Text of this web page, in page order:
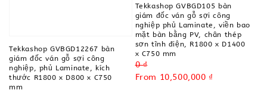
Tekkashop GVBGD12267 bàn
giám đốc ván gỗ sợi công
nghiệp, phủ Laminate, kích
thước R1800 x D800 x C750
mm
Tekkashop GVBGD105 bàn
giám đốc ván gỗ sợi công
nghiệp phủ Laminate, viền bao
mặt bàn bằng PV, chân thép
sơn tĩnh điện, R1800 x D1400
x C750 mm
Regular
price
0 ₫
Sale
From 10,500,000 ₫